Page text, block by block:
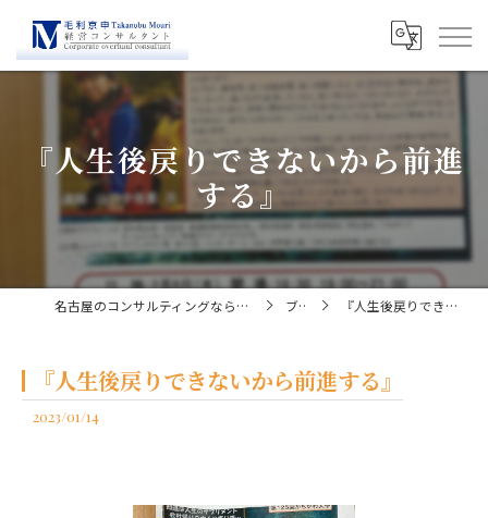
『人生後戻りできないから前進
する』
名古屋のコンサルティングなら経営コンサルタント毛利京申 ブログ 『人生後戻りできないから前進する』
『人生後戻りできないから前進する』
2023/01/14